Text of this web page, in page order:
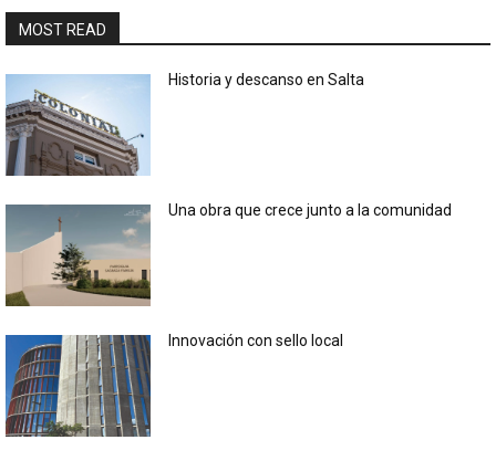
MOST READ
Historia y descanso en Salta
Una obra que crece junto a la comunidad
Innovación con sello local